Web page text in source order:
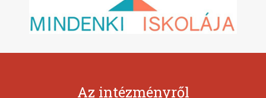
Az intézményről